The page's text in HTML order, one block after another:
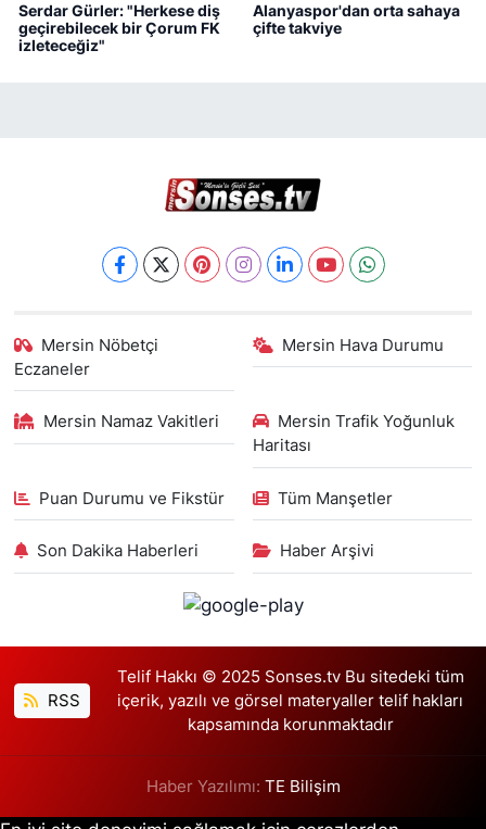
Serdar Gürler: "Herkese diş
geçirebilecek bir Çorum FK
izleteceğiz"
Alanyaspor'dan orta sahaya
çifte takviye
Mersin Nöbetçi
Eczaneler
Mersin Hava Durumu
Mersin Namaz Vakitleri
Mersin Trafik Yoğunluk
Haritası
Puan Durumu ve Fikstür Tüm Manşetler
Son Dakika Haberleri Haber Arşivi
RSS
Telif Hakkı © 2025 Sonses.tv Bu sitedeki tüm
içerik, yazılı ve görsel materyaller telif hakları
kapsamında korunmaktadır
Haber Yazılımı: TE Bilişim